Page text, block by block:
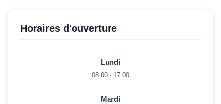
Horaires d'ouverture
Lundi
08:00 - 17:00
Mardi